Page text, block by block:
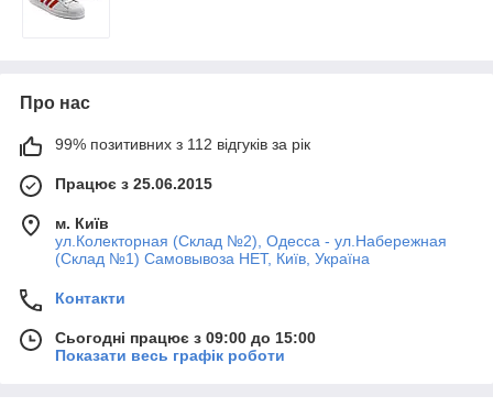
Про нас
99% позитивних з 112 відгуків за рік
Працює з 25.06.2015
м. Київ
ул.Колекторная (Склад №2), Одесса - ул.Набережная
(Склад №1) Самовывоза НЕТ, Київ, Україна
Контакти
Сьогодні працює з 09:00 до 15:00
Показати весь графік роботи